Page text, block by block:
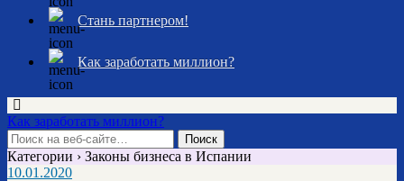
Стань партнером!
Как заработать миллион?
Как заработать миллион?
Категории › Законы бизнеса в Испании
10.01.2020